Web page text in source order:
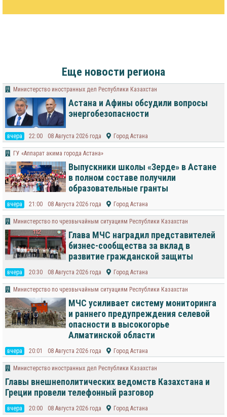
Еще новости региона
Министерство иностранных дел Республики Казахстан
Астана и Афины обсудили вопросы
энергобезопасности
вчера 22:00 08 Августа 2026 года Город Астана
ГУ «Аппарат акима города Астана»
Выпускники школы «Зерде» в Астане
в полном составе получили
образовательные гранты
вчера 21:00 08 Августа 2026 года Город Астана
Министерство по чрезвычайным ситуациям Республики Казахстан
Глава МЧС наградил представителей
бизнес-сообщества за вклад в
развитие гражданской защиты
вчера 20:30 08 Августа 2026 года Город Астана
Министерство по чрезвычайным ситуациям Республики Казахстан
МЧС усиливает систему мониторинга
и раннего предупреждения селевой
опасности в высокогорье
Алматинской области
вчера 20:01 08 Августа 2026 года Город Астана
Министерство иностранных дел Республики Казахстан
Главы внешнеполитических ведомств Казахстана и
Греции провели телефонный разговор
вчера 20:00 08 Августа 2026 года Город Астана